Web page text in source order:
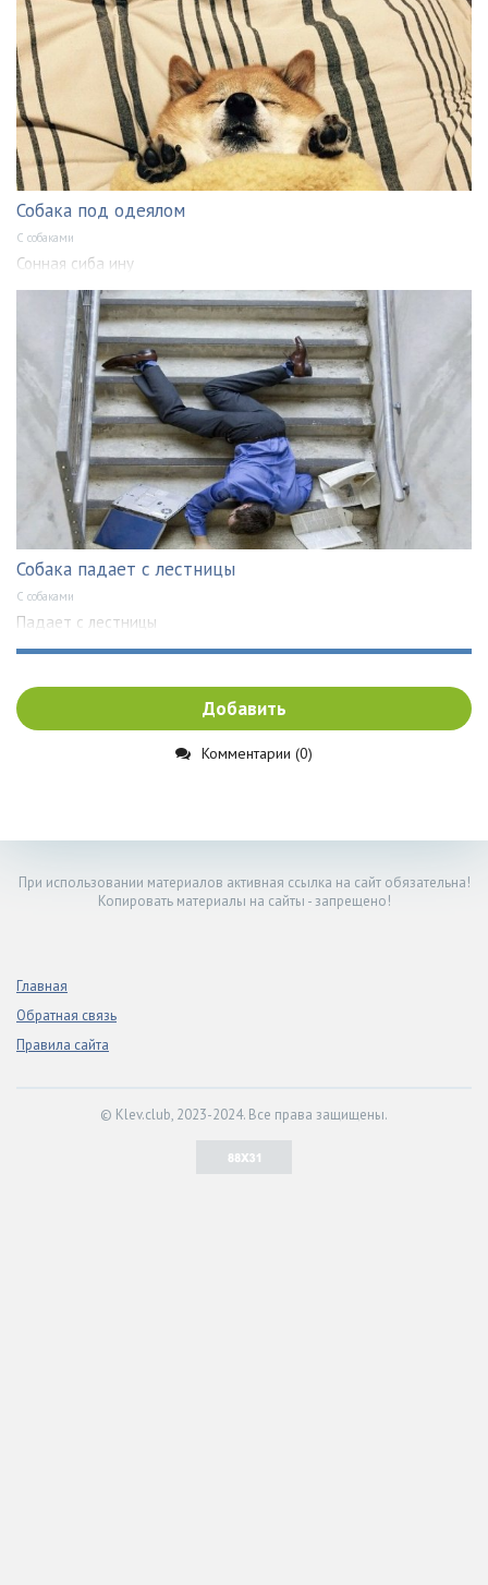
Собака под одеялом
С собаками
Сонная сиба ину
Собака падает с лестницы
С собаками
Падает с лестницы
Добавить
Комментарии (0)
При использовании материалов активная ссылка на сайт обязательна!
Копировать материалы на сайты - запрещено!
Главная
Обратная связь
Правила сайта
© Klev.club, 2023-2024. Все права защищены.